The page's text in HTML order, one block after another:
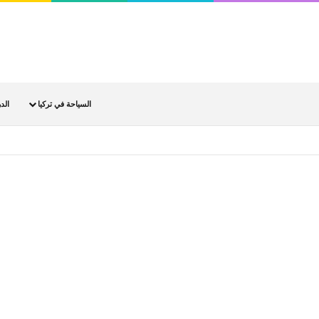
السياحة في تركيا